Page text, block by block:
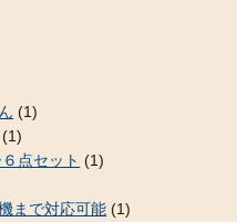
(1)
(1)
点セット (1)
まで対応可能 (1)